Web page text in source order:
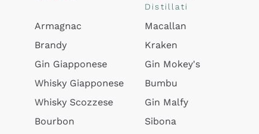
Armagnac
Brandy
Gin Giapponese
Whisky Giapponese
Whisky Scozzese
Bourbon
Distillati
Macallan
Kraken
Gin Mokey's
Bumbu
Gin Malfy
Sibona